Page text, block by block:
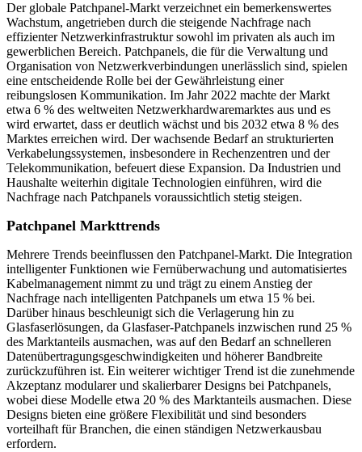
Der globale Patchpanel-Markt verzeichnet ein bemerkenswertes
Wachstum, angetrieben durch die steigende Nachfrage nach
effizienter Netzwerkinfrastruktur sowohl im privaten als auch im
gewerblichen Bereich. Patchpanels, die für die Verwaltung und
Organisation von Netzwerkverbindungen unerlässlich sind, spielen
eine entscheidende Rolle bei der Gewährleistung einer
reibungslosen Kommunikation. Im Jahr 2022 machte der Markt
etwa 6 % des weltweiten Netzwerkhardwaremarktes aus und es
wird erwartet, dass er deutlich wächst und bis 2032 etwa 8 % des
Marktes erreichen wird. Der wachsende Bedarf an strukturierten
Verkabelungssystemen, insbesondere in Rechenzentren und der
Telekommunikation, befeuert diese Expansion. Da Industrien und
Haushalte weiterhin digitale Technologien einführen, wird die
Nachfrage nach Patchpanels voraussichtlich stetig steigen.
Patchpanel Markttrends
Mehrere Trends beeinflussen den Patchpanel-Markt. Die Integration
intelligenter Funktionen wie Fernüberwachung und automatisiertes
Kabelmanagement nimmt zu und trägt zu einem Anstieg der
Nachfrage nach intelligenten Patchpanels um etwa 15 % bei.
Darüber hinaus beschleunigt sich die Verlagerung hin zu
Glasfaserlösungen, da Glasfaser-Patchpanels inzwischen rund 25 %
des Marktanteils ausmachen, was auf den Bedarf an schnelleren
Datenübertragungsgeschwindigkeiten und höherer Bandbreite
zurückzuführen ist. Ein weiterer wichtiger Trend ist die zunehmende
Akzeptanz modularer und skalierbarer Designs bei Patchpanels,
wobei diese Modelle etwa 20 % des Marktanteils ausmachen. Diese
Designs bieten eine größere Flexibilität und sind besonders
vorteilhaft für Branchen, die einen ständigen Netzwerkausbau
erfordern.